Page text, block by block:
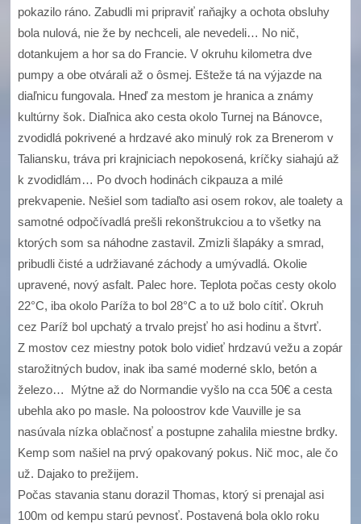
pokazilo ráno. Zabudli mi pripraviť raňajky a ochota obsluhy
bola nulová, nie že by nechceli, ale nevedeli… No nič,
dotankujem a hor sa do Francie. V okruhu kilometra dve
pumpy a obe otvárali až o ôsmej. Ešteže tá na výjazde na
diaľnicu fungovala. Hneď za mestom je hranica a známy
kultúrny šok. Diaľnica ako cesta okolo Turnej na Bánovce,
zvodidlá pokrivené a hrdzavé ako minulý rok za Brenerom v
Taliansku, tráva pri krajniciach nepokosená, kríčky siahajú až
k zvodidlám… Po dvoch hodinách cikpauza a milé
prekvapenie. Nešiel som tadiaľto asi osem rokov, ale toalety a
samotné odpočívadlá prešli rekonštrukciou a to všetky na
ktorých som sa náhodne zastavil. Zmizli šlapáky a smrad,
pribudli čisté a udržiavané záchody a umývadlá. Okolie
upravené, nový asfalt. Palec hore. Teplota počas cesty okolo
22°C, iba okolo Paríža to bol 28°C a to už bolo cítiť. Okruh
cez Paríž bol upchatý a trvalo prejsť ho asi hodinu a štvrť.
Z mostov cez miestny potok bolo vidieť hrdzavú vežu a zopár
starožitných budov, inak iba samé moderné sklo, betón a
železo… Mýtne až do Normandie vyšlo na cca 50€ a cesta
ubehla ako po masle. Na poloostrov kde Vauville je sa
nasúvala nízka oblačnosť a postupne zahalila miestne brdky.
Kemp som našiel na prvý opakovaný pokus. Nič moc, ale čo
už. Dajako to prežijem.
Počas stavania stanu dorazil Thomas, ktorý si prenajal asi
100m od kempu starú pevnosť. Postavená bola oklo roku